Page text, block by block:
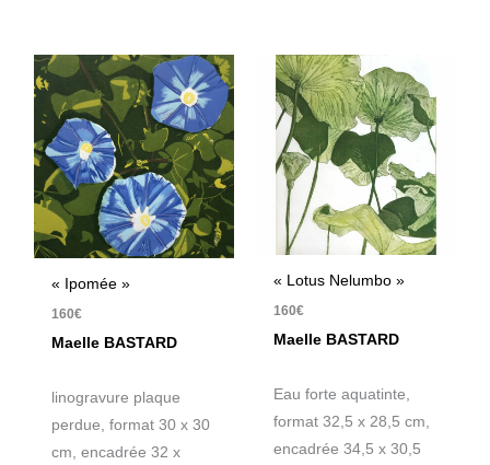
« Ipomée »
160€
Maelle BASTARD
linogravure plaque
perdue, format 30 x 30
cm, encadrée 32 x
« Lotus Nelumbo »
160€
Maelle BASTARD
Eau forte aquatinte,
format 32,5 x 28,5 cm,
encadrée 34,5 x 30,5